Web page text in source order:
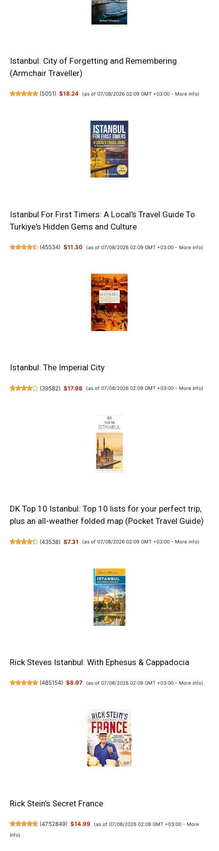
Istanbul: City of Forgetting and Remembering
(Armchair Traveller)
(5051) $18.24 (as of 07/08/2026 02:09 GMT +03:00 - More info)
Istanbul For First Timers: A Local's Travel Guide To
Turkiye's Hidden Gems and Culture
(45534) $11.30 (as of 07/08/2026 02:09 GMT +03:00 - More info)
Istanbul: The Imperial City
(39582) $17.98 (as of 07/08/2026 02:09 GMT +03:00 - More info)
DK Top 10 Istanbul: Top 10 lists for your perfect trip,
plus an all-weather folded map (Pocket Travel Guide)
(43538) $7.31 (as of 07/08/2026 02:09 GMT +03:00 - More info)
Rick Steves Istanbul: With Ephesus & Cappadocia
(485154) $8.97 (as of 07/08/2026 02:09 GMT +03:00 - More info)
Rick Stein’s Secret France
(4752849) $14.99 (as of 07/08/2026 02:09 GMT +03:00 - More
info)